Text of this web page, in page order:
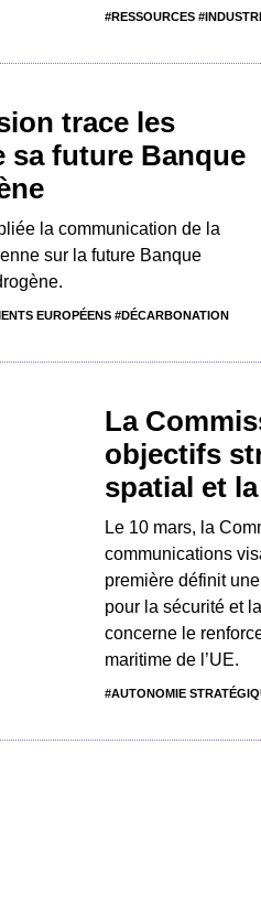
#RESSOURCES
trace les
sa future Banque
la communication de la
sur la future Banque
EUROPÉENS #DÉCARBONATION
La
objectifs
spatial et
Le 10 mars, la
communications
première définit
pour la sécurité et
concerne le
maritime de l’UE.
#AUTONOMIE